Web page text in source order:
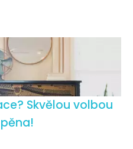
Skvělou volbou